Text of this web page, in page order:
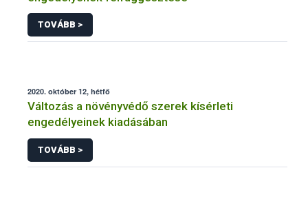
TOVÁBB >
2020. október 12, hétfő
Változás a növényvédő szerek kísérleti
engedélyeinek kiadásában
TOVÁBB >